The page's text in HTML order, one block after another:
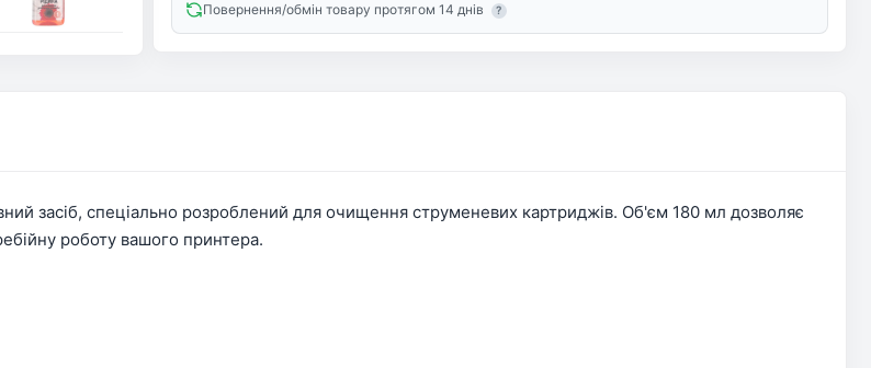
Повернення/обмін товару протягом 14 днів
?
засіб, спеціально розроблений для очищення струменевих картриджів. Об'єм 180 мл дозволяє
роботу вашого принтера.